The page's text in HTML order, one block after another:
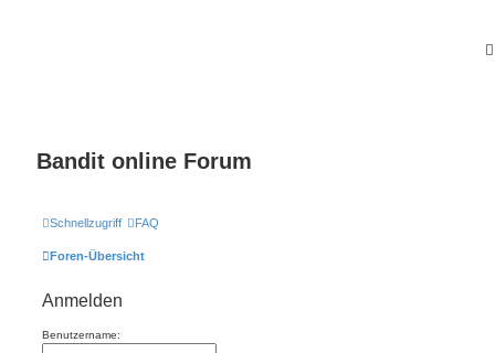
Bandit online Forum
Schnellzugriff FAQ
Foren-Übersicht
Anmelden
Benutzername: